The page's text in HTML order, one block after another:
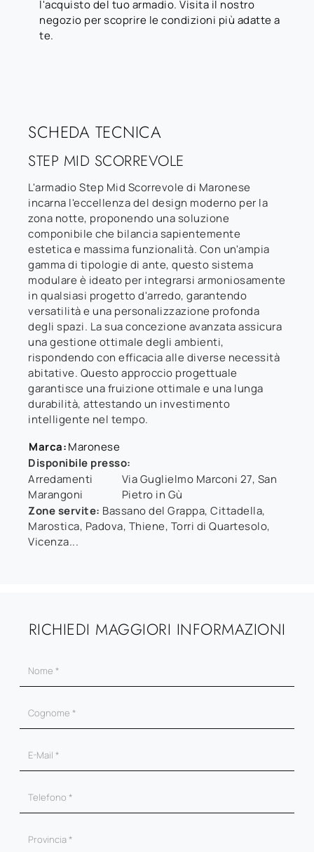
l'acquisto del tuo armadio. Visita il nostro
negozio per scoprire le condizioni più adatte a
te.
SCHEDA TECNICA
STEP MID SCORREVOLE
L'armadio Step Mid Scorrevole di Maronese
incarna l'eccellenza del design moderno per la
zona notte, proponendo una soluzione
componibile che bilancia sapientemente
estetica e massima funzionalità. Con un'ampia
gamma di tipologie di ante, questo sistema
modulare è ideato per integrarsi armoniosamente
in qualsiasi progetto d'arredo, garantendo
versatilità e una personalizzazione profonda
degli spazi. La sua concezione avanzata assicura
una gestione ottimale degli ambienti,
rispondendo con efficacia alle diverse necessità
abitative. Questo approccio progettuale
garantisce una fruizione ottimale e una lunga
durabilità, attestando un investimento
intelligente nel tempo.
Marca:Maronese
Disponibile presso:
Arredamenti
Marangoni
Via Guglielmo Marconi 27, San
Pietro in Gù
Zone servite: Bassano del Grappa, Cittadella,
Marostica, Padova, Thiene, Torri di Quartesolo,
Vicenza...
RICHIEDI MAGGIORI INFORMAZIONI